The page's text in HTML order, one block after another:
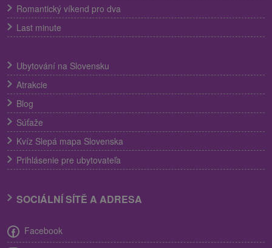
Romantický víkend pro dva
Last minute
Ubytování na Slovensku
Atrakcie
Blog
Súťaže
Kvíz Slepá mapa Slovenska
Prihlásenie pre ubytovateľa
SOCIÁLNÍ SÍTĚ A ADRESA
Facebook